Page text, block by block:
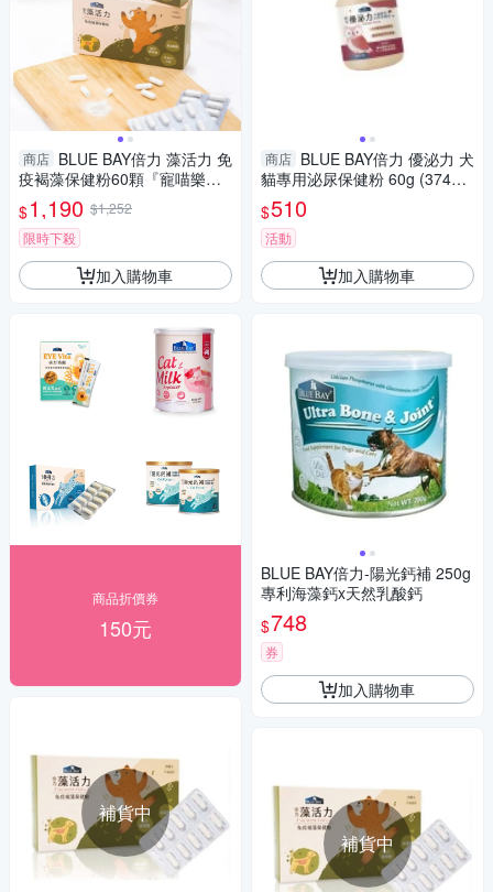
商店 BLUE BAY倍力 藻活力 免
疫褐藻保健粉60顆『寵喵樂旗
艦店』
$1,190 $1,252
限時下殺
加入購物車
商品折價券
150元
補貨中
商店 BLUE BAY倍力 優泌力 犬
貓專用泌尿保健粉 60g (374顆
蔓越莓精萃) 犬貓營養品『寵喵
樂旗艦店』
$510
活動
加入購物車
BLUE BAY倍力-陽光鈣補 250g
專利海藻鈣x天然乳酸鈣
$748
券
加入購物車
補貨中